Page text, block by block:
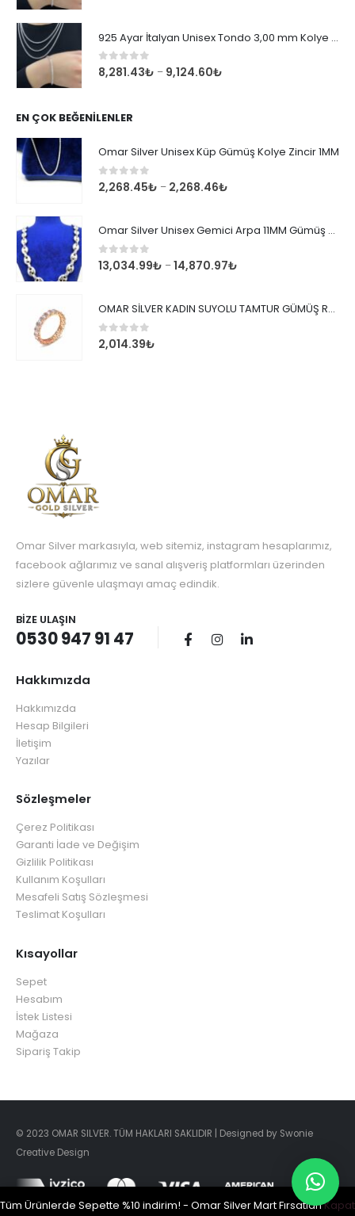
Tüm Ürünlerde Sepette %10 indirim! - Omar Silver Mart FırsatlarıKapat
925 Ayar İtalyan Unisex Tondo 3,00 mm Kolye Zincir
0 out of 5
8,281.43₺ – 9,124.60₺
EN ÇOK BEĞENILENLER
Omar Silver Unisex Küp Gümüş Kolye Zincir 1MM
0 out of 5
2,268.45₺ – 2,268.46₺
Omar Silver Unisex Gemici Arpa 11MM Gümüş Kolye Zincir
0out of 5
13,034.99₺ –14,870.97₺
OMAR SİLVER KADIN SUYOLU TAMTUR GÜMÜŞ ROSE YÜZÜK SU YOLU TAMTUR YÜZÜK Omr8149
0 out of 5
2,014.39₺
Omar Silver markasıyla, web sitemiz, instagram hesaplarımız,
facebook ağlarımız ve sanal alışveriş platformları üzerinden
sizlere güvenle ulaşmayı amaç edindik.
BIZE ULAŞIN
0530 947 91 47
Hakkımızda
Hakkımızda
Hesap Bilgileri
İletişim
Yazılar
Sözleşmeler
Çerez Politikası
Garanti İade ve Değişim
Gizlilik Politikası
Kullanım Koşulları
Mesafeli Satış Sözleşmesi
Teslimat Koşulları
Kısayollar
Sepet
Hesabım
İstek Listesi
Mağaza
Sipariş Takip
© 2023 OMAR SILVER. TÜM HAKLARI SAKLIDIR | Designed by Swonie
Creative Design